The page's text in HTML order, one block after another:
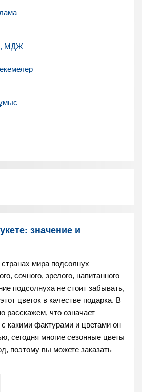
МДЖ
значение и
странах мира подсолнух —
сочного, зрелого, напитанного
подсолнуха не стоит забывать,
цветок в качестве подарка. В
расскажем, что означает
какими фактурами и цветами он
сегодня многие сезонные цветы
поэтому вы можете заказать